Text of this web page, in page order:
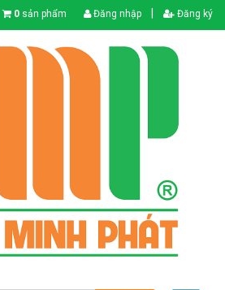
0 sản phẩm Đăng nhập Đăng ký